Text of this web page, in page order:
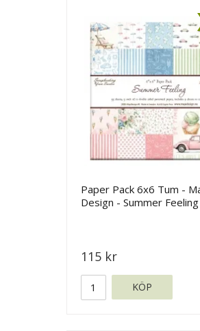
Paper Pack 6x6 Tum -
Design - Summer Feeling
115 kr
KÖP